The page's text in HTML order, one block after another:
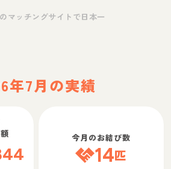
マッチングサイトで日本一
年7月の実績
今月のお結び数
14匹